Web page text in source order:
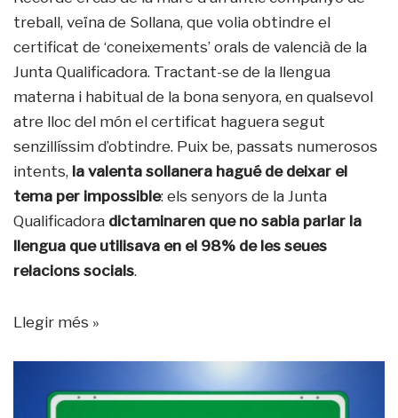
treball, veïna de Sollana, que volia obtindre el
certificat de ‘coneixements’ orals de valencià de la
Junta Qualificadora. Tractant-se de la llengua
materna i habitual de la bona senyora, en qualsevol
atre lloc del món el certificat haguera segut
senzillíssim d’obtindre. Puix be, passats numerosos
intents, la valenta sollanera hagué de deixar el
tema per impossible: els senyors de la Junta
Qualificadora dictaminaren que no sabia parlar la
llengua que utilisava en el 98% de les seues
relacions socials.
Llegir més »